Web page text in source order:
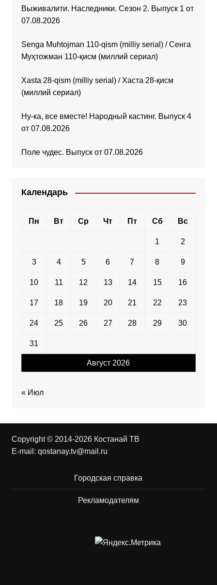
Выживалити. Наследники. Сезон 2. Выпуск 1 от
07.08.2026
Senga Muhtojman 110-qism (milliy serial) / Сенга
Муҳтожман 110-қисм (миллий сериал)
Xasta 28-qism (milliy serial) / Хаста 28-қисм
(миллий сериал)
Ну-ка, все вместе! Народный кастинг. Выпуск 4
от 07.08.2026
Поле чудес. Выпуск от 07.08.2026
Календарь
Август 2026
Пн Вт Ср Чт Пт Сб Вс
1 2
3 4 5 6 7 8 9
10 11 12 13 14 15 16
17 18 19 20 21 22 23
24 25 26 27 28 29 30
31
« Июл
Copyright © 2014-2026 Костанай ТВ
E-mail: qostanay.tv@mail.ru
Городская справка
Рекламодателям